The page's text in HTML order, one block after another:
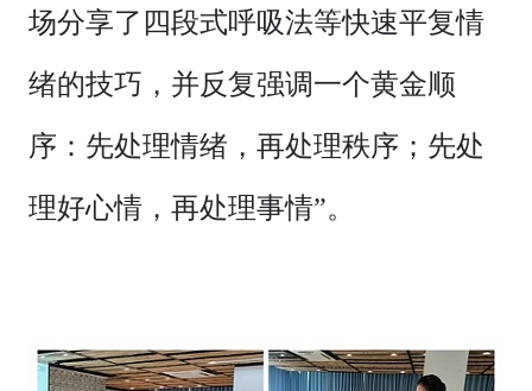
场分享了四段式呼吸法等快速平复情
绪的技巧，并反复强调一个黄金顺
序：先处理情绪，再处理秩序；先处
理好心情，再处理事情”。